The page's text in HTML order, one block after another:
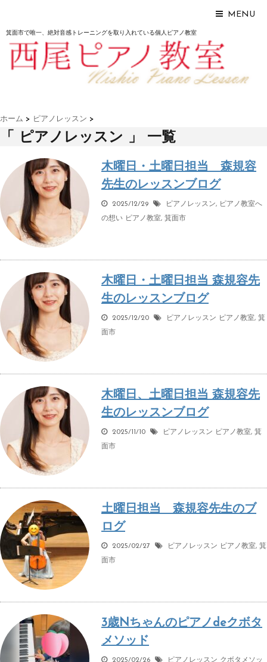
MENU
箕面市で唯一、絶対音感トレーニングを取り入れている個人ピアノ教室
ホーム > ピアノレッスン >
「 ピアノレッスン 」 一覧
木曜日・土曜日担当 森規容
先生のレッスンブログ
2025/12/29 ピアノレッスン, ピアノ教室へ
の想い ピアノ教室, 箕面市
木曜日・土曜日担当 森規容先
生のレッスンブログ
2025/12/20 ピアノレッスン ピアノ教室, 箕
面市
木曜日、土曜日担当 森規容先
生のレッスンブログ
2025/11/10 ピアノレッスン ピアノ教室, 箕
面市
土曜日担当 森規容先生のブ
ログ
2025/02/27 ピアノレッスン ピアノ教室, 箕
面市
3歳Nちゃんのピアノdeクボタ
メソッド
2025/02/26 ピアノレッスン クボタメソッ